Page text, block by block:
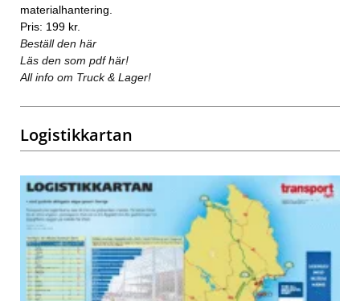
materialhantering.
Pris: 199 kr.
Beställ den här
Läs den som pdf här!
All info om Truck & Lager!
Logistikkartan